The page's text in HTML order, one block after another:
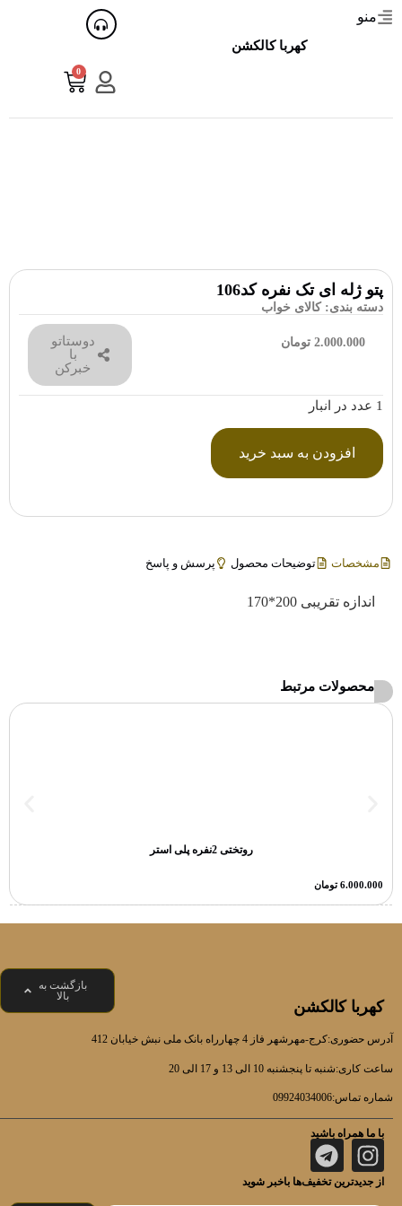
منو
کهربا کالکشن
0
پتو ژله ای تک نفره کد106
دسته بندی: کالای خواب
2.000.000 تومان
دوستاتو
با
خبرکن
1 عدد در انبار
افزودن به سبد خرید
مشخصات توضیحات محصول پرسش و پاسخ
اندازه تقریبی 200*170
محصولات مرتبط
روتختی 2نفره پلی استر
6.000.000 تومان
بازگشت به
بالا
کهربا کالکشن
آدرس حضوری:کرج-مهرشهر فاز 4 چهارراه بانک ملی نبش خیابان 412
ساعت کاری:شنبه تا پنجشنبه 10 الی 13 و 17 الی 20
شماره تماس:09924034006
با ما همراه باشید
از جدیدترین تخفیف‌ها باخبر شوید